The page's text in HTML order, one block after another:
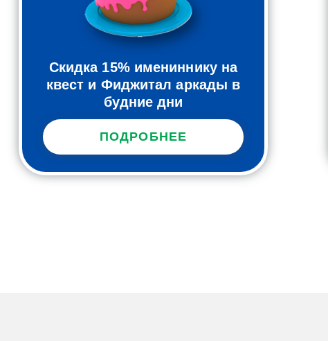
Скидка 15% имениннику на
квест и Фиджитал аркады в
будние дни
ПОДРОБНЕЕ